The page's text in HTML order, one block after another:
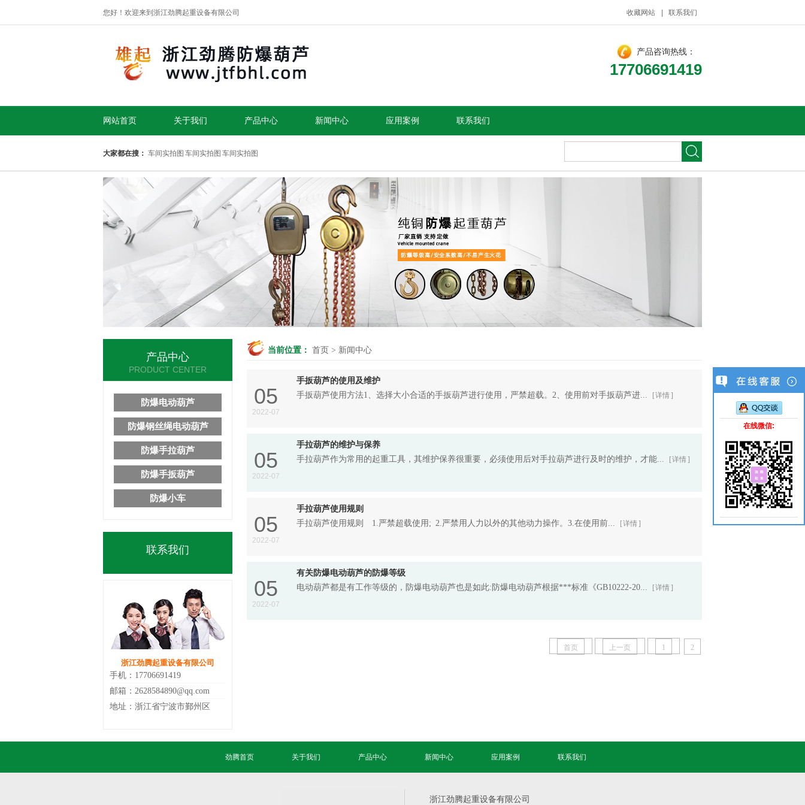
收藏网站 联系我们
您好！欢迎来到浙江劲腾起重设备有限公司
产品咨询热线：
17706691419
网站首页 关于我们 产品中心 新闻中心 应用案例 联系我们
大家都在搜： 车间实拍图 车间实拍图 车间实拍图
当前位置： 首页 > 新闻中心
05
2022-07
手扳葫芦的使用及维护
手扳葫芦使用方法1、选择大小合适的手扳葫芦进行使用，严禁超载。2、使用前对手扳葫芦进...
[ 详情 ]
05
2022-07
手拉葫芦的维护与保养
手拉葫芦作为常用的起重工具，其维护保养很重要，必须使用后对手拉葫芦进行及时的维护，才能...
[ 详情 ]
05
2022-07
手拉葫芦使用规则
手拉葫芦使用规则 1.严禁超载使用; 2.严禁用人力以外的其他动力操作。3.在使用前...
[ 详情 ]
05
2022-07
有关防爆电动葫芦的防爆等级
电动葫芦都是有工作等级的，防爆电动葫芦也是如此:防爆电动葫芦根据***标准《GB10222-20...
[ 详情 ]
首页 上一页 1 2
产品中心
PRODUCT CENTER
防爆电动葫芦
防爆钢丝绳电动葫芦
防爆手拉葫芦
防爆手扳葫芦
防爆小车
联系我们
浙江劲腾起重设备有限公司
手机：17706691419
邮箱：2628584890@qq.com
地址：浙江省宁波市鄞州区
劲腾首页 关于我们 产品中心 新闻中心 应用案例 联系我们
浙江劲腾起重设备有限公司
在线微信: